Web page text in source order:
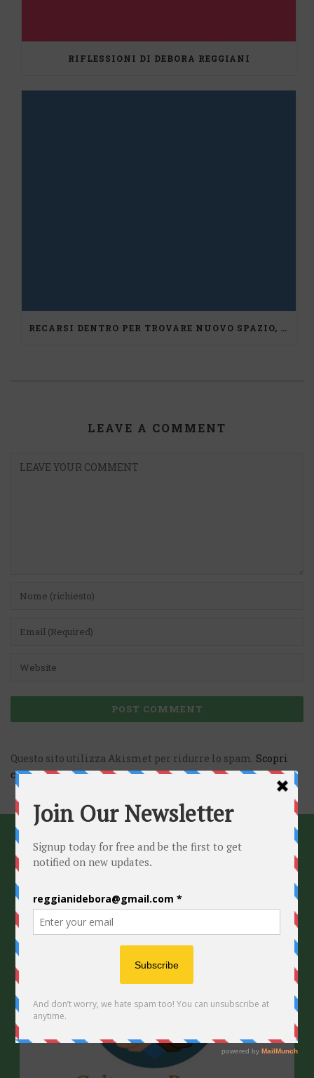
RIFLESSIONI DI DEBORA REGGIANI
RECARSI DENTRO PER TROVARE NUOVO SPAZIO, UN PERCORSO DI MEDIAZIONE
LEAVE A COMMENT
Questo sito utilizza Akismet per ridurre lo spam. Scopri
come vengono elaborati i dati derivati dai commenti.